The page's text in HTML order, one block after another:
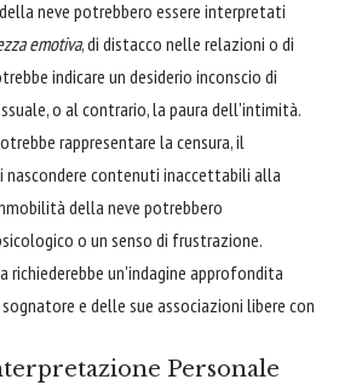
neve potrebbero essere interpretati
emotiva, di distacco nelle relazioni o di
indicare un desiderio inconscio di
o al contrario, la paura dell'intimità.
rappresentare la censura, il
contenuti inaccettabili alla
della neve potrebbero
o un senso di frustrazione.
richiederebbe un'indagine approfondita
e delle sue associazioni libere con
Personale